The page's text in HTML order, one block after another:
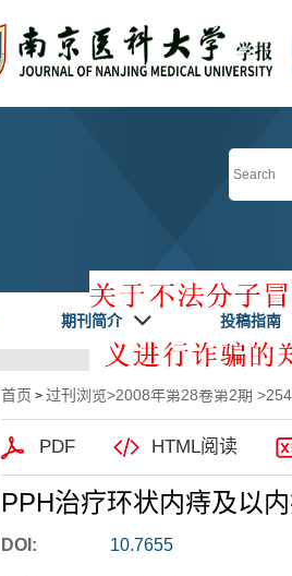
期刊简介 投稿指南
首页 > 过刊浏览>2008年第28卷第2期
PDF HTML阅读
PPH治疗环状内痔及以
DOI: 10.7655